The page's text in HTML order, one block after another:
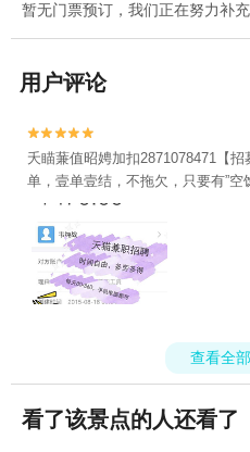
暂无门票预订，我们正在努力补充
用户评论


夭瞄蒹值昭娉加扣2871078471【
单，壹单壹结，不拖欠，只要有”空
查看全
看了该景点的人还看了